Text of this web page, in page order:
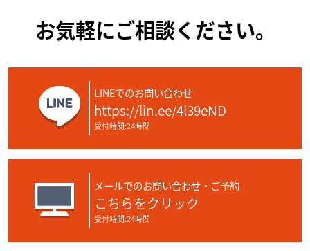
お気軽にご相談ください。
LINEでのお問い合わせ
https://lin.ee/4l39eND
受付時間:24時間
メールでのお問い合わせ・ご予約
こちらをクリック
受付時間:24時間